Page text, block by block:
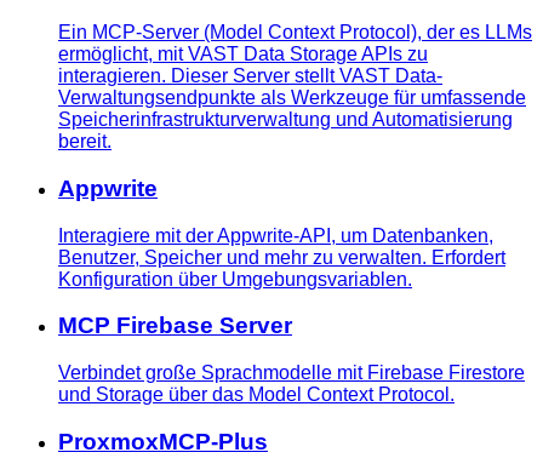
Ein MCP-Server (Model Context Protocol), der es LLMs
ermöglicht, mit VAST Data Storage APIs zu
interagieren. Dieser Server stellt VAST Data-
Verwaltungsendpunkte als Werkzeuge für umfassende
Speicherinfrastrukturverwaltung und Automatisierung
bereit.
Appwrite
Interagiere mit der Appwrite-API, um Datenbanken,
Benutzer, Speicher und mehr zu verwalten. Erfordert
Konfiguration über Umgebungsvariablen.
MCP Firebase Server
Verbindet große Sprachmodelle mit Firebase Firestore
und Storage über das Model Context Protocol.
ProxmoxMCP-Plus